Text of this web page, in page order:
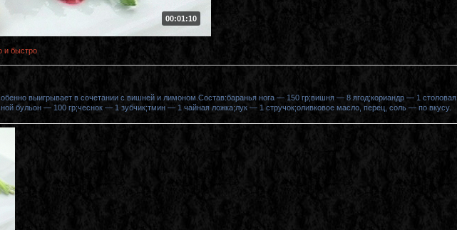
00:01:10
и быстро
выигрывает в сочетании с вишней и лимоном.Состав:баранья нога — 150 гр;вишня — 8 ягод;кориандр — 1 столовая
бульон — 100 гр;чеснок — 1 зубчик;тмин — 1 чайная ложка;лук — 1 стручок;оливковое масло, перец, соль — по вкусу.